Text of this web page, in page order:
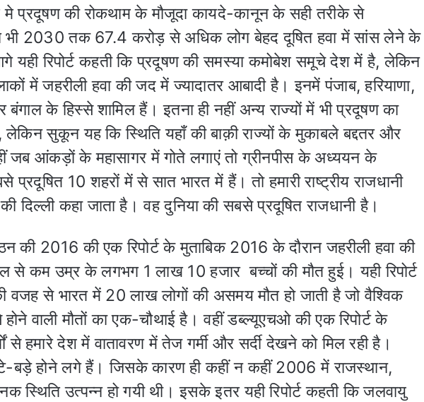
मे प्रदूषण की रोकथाम के मौजूदा कायदे-कानून के सही तरीके से
भी 2030 तक 67.4 करोड़ से अधिक लोग बेहद दूषित हवा में सांस लेने के
यही रिपोर्ट कहती कि प्रदूषण की समस्या कमोबेश समूचे देश में है, लेकिन
में जहरीली हवा की जद में ज्यादातर आबादी है। इनमें पंजाब, हरियाणा,
बंगाल के हिस्से शामिल हैं। इतना ही नहीं अन्य राज्यों में भी प्रदूषण का
सुकून यह कि स्थिति यहाँ की बाक़ी राज्यों के मुकाबले बद्दतर और
जब आंकड़ों के महासागर में गोते लगाएं तो ग्रीनपीस के अध्ययन के
प्रदूषित 10 शहरों में से सात भारत में हैं। तो हमारी राष्ट्रीय राजधानी
दिल्ली कहा जाता है। वह दुनिया की सबसे प्रदूषित राजधानी है।
की 2016 की एक रिपोर्ट के मुताबिक 2016 के दौरान जहरीली हवा की
से कम उम्र के लगभग 1 लाख 10 हजार बच्चों की मौत हुई। यही रिपोर्ट
वजह से भारत में 20 लाख लोगों की असमय मौत हो जाती है जो वैश्विक
वाली मौतों का एक-चौथाई है। वहीं डब्‍ल्यूएचओ की एक रिपोर्ट के
से हमारे देश में वातावरण में तेज गर्मी और सर्दी देखने को मिल रही है।
बड़े होने लगे हैं। जिसके कारण ही कहीं न कहीं 2006 में राजस्‍थान,
स्‍थिति उत्‍पन्‍न हो गयी थी। इसके इतर यही रिपोर्ट कहती कि जलवायु